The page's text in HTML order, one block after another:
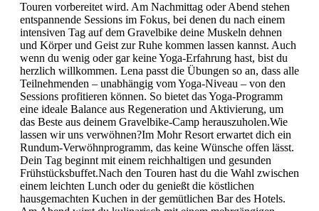
Touren vorbereitet wird. Am Nachmittag oder Abend stehen
entspannende Sessions im Fokus, bei denen du nach einem
intensiven Tag auf dem Gravelbike deine Muskeln dehnen
und Körper und Geist zur Ruhe kommen lassen kannst. Auch
wenn du wenig oder gar keine Yoga-Erfahrung hast, bist du
herzlich willkommen. Lena passt die Übungen so an, dass alle
Teilnehmenden – unabhängig vom Yoga-Niveau – von den
Sessions profitieren können. So bietet das Yoga-Programm
eine ideale Balance aus Regeneration und Aktivierung, um
das Beste aus deinem Gravelbike-Camp herauszuholen.Wie
lassen wir uns verwöhnen?Im Mohr Resort erwartet dich ein
Rundum-Verwöhnprogramm, das keine Wünsche offen lässt.
Dein Tag beginnt mit einem reichhaltigen und gesunden
Frühstücksbuffet.Nach den Touren hast du die Wahl zwischen
einem leichten Lunch oder du genießt die köstlichen
hausgemachten Kuchen in der gemütlichen Bar des Hotels.